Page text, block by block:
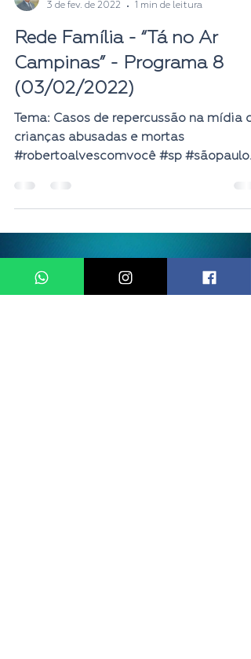
3 de fev. de 2022
1 min de leitura
Rede Família - “Tá no Ar
Campinas” - Programa 8
(03/02/2022)
Tema: Casos de repercussão na mídia
crianças abusadas e mortas
#robertoalvescomvocê #sp #sãopaulo